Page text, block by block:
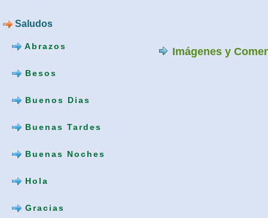
Saludos
Abrazos
Besos
Buenos Dias
Buenas Tardes
Buenas Noches
Hola
Gracias
Imágenes y